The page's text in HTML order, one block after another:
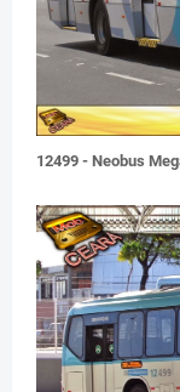
12499 - Neobus